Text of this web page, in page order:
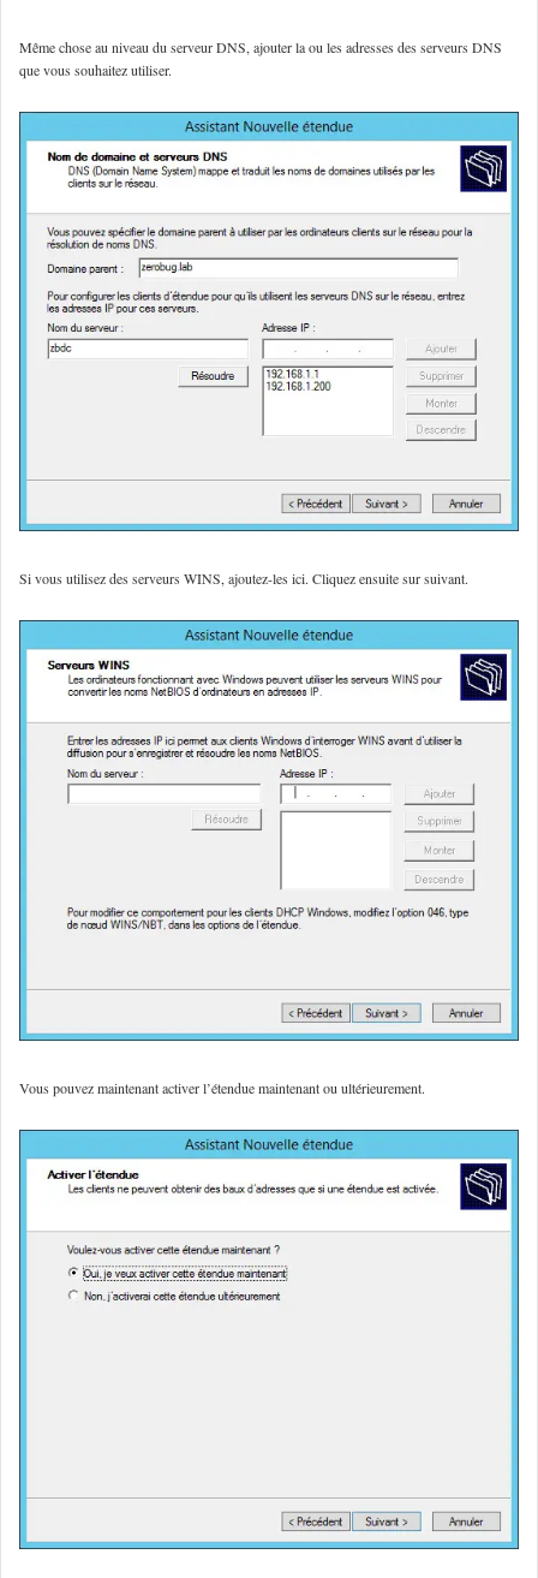
Même chose au niveau du serveur DNS, ajouter la ou les adresses des serveurs DNS
que vous souhaitez utiliser.
Si vous utilisez des serveurs WINS, ajoutez-les ici. Cliquez ensuite sur suivant.
Vous pouvez maintenant activer l’étendue maintenant ou ultérieurement.